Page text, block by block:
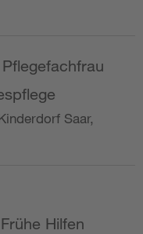
Saar,
Hilfen